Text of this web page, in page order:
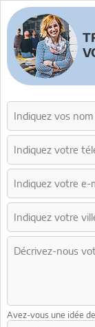
Avez-vous une idée